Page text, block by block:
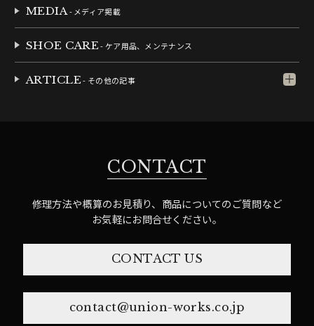
MEDIA- メディア掲載
SHOE CARE- ケア用品、メンテナンス
ARTICLE- その他の記事
CONTACT
修理方法や概算のお見積り、商品についてのご質問など
お気軽にお問合せください。
CONTACT US
contact@union-works.co.jp